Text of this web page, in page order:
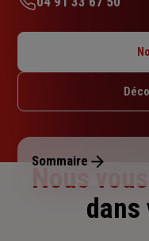
étoiles
Mardi : 09h – 12h /
Jeudi : 09h – 12h /
Dimanche : Fermé
Sommaire
Nous
dans